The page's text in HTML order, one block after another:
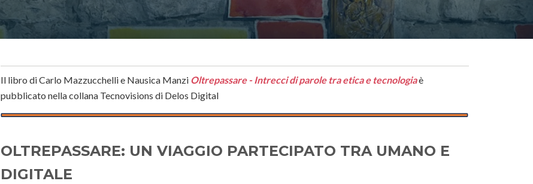
Il libro di Carlo Mazzucchelli e Nausica Manzi Oltrepassare - Intrecci di parole tra etica e tecnologiaè
pubblicato nella collana Tecnovisions di Delos Digital
OLTREPASSARE: UN VIAGGIO PARTECIPATO TRA UMANO E
DIGITALE